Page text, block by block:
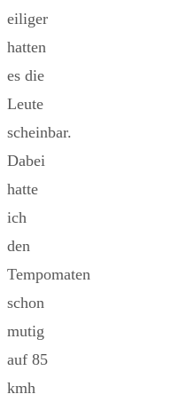
eiliger
hatten
es die
Leute
scheinbar.
Dabei
hatte
ich
den
Tempomaten
schon
mutig
auf 85
kmh